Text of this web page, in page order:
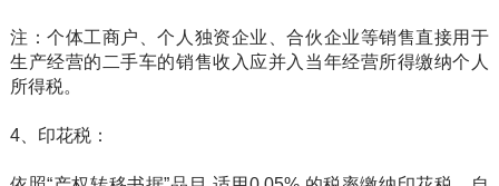
注：个体工商户、个人独资企业、合伙企业等销售直接用于
生产经营的二手车的销售收入应并入当年经营所得缴纳个人
所得税。
4、印花税：